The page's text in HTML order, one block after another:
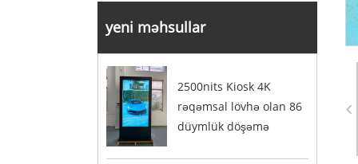
yeni məhsullar
2500nits Kiosk 4K
rəqəmsal lövhə olan 86
düymlük döşəmə